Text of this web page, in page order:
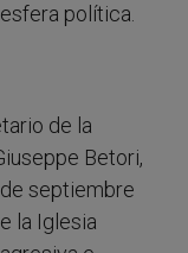
política.
de la
Betori,
septiembre
la Iglesia